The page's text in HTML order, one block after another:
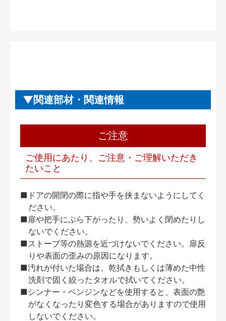
関連部材・関連情報
ご注意
ご使用にあたり、ご注意・ご理解いただき
たいこと
■ドアの開閉の際に指や手を挟まないようにしてく
ださい。
■扉や把手にぶら下がったり、勢いよく閉めたりし
ないでください。
■ストーブ等の熱源を近づけないでください。扉反
りや表面の歪みの原因になります。
■汚れが付いた場合は、乾拭きもしくは薄めた中性
洗剤で固く絞ったタオルで拭いてください。
■シンナー・ベンジンなどを使用すると、表面の艶
がなくなったり変色する場合がありますので使用
しないでください。